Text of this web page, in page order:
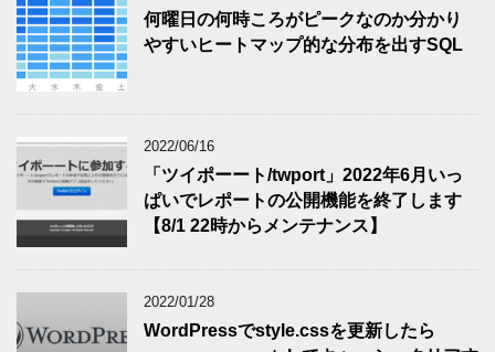
何曜日の何時ころがピークなのか分かり
やすいヒートマップ的な分布を出すSQL
2022/06/16
「ツイポーート/twport」2022年6月いっ
ぱいでレポートの公開機能を終了します
【8/1 22時からメンテナンス】
2022/01/28
WordPressでstyle.cssを更新したら